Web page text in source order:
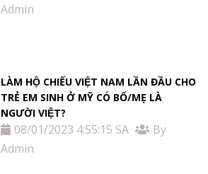
Admin
LÀM HỘ CHIẾU VIỆT NAM LẦN ĐẦU CHO
TRẺ EM SINH Ở MỸ CÓ BỐ/MẸ LÀ
NGƯỜI VIỆT?
08/01/2023 4:55:15 SA
By
Admin